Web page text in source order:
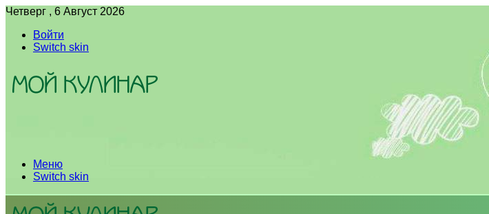
Четверг , 6 Август 2026
Войти
Switch skin
Меню
Switch skin